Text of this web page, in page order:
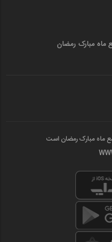
ماه مبارک رمضان
ماه مبارک رمضان است